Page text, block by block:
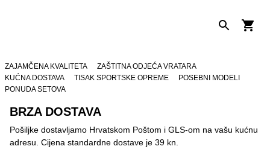
ZAJAMČENA KVALITETA
ZAŠTITNA ODJEĆA VRATARA
KUĆNA DOSTAVA
TISAK SPORTSKE OPREME
POSEBNI MODELI
PONUDA SETOVA
BRZA DOSTAVA
Pošiljke dostavljamo Hrvatskom Poštom i GLS-om na vašu kućnu
adresu. Cijena standardne dostave je 39 kn.